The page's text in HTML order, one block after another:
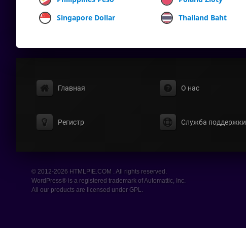
Singapore Dollar
Thailand Baht
Главная О нас
Регистр Служба поддержки
© 2012-2026 HTMLPIE.COM . All rights reserved.
WordPress® is a registered trademark of Automattic, Inc.
All our products are licensed under GPL.